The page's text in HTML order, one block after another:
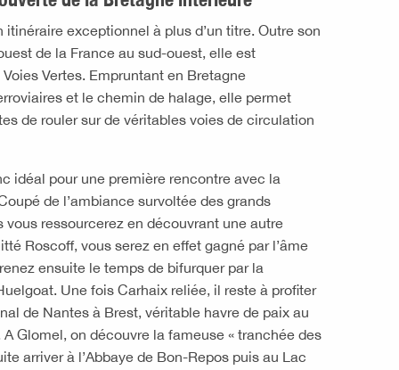
itinéraire exceptionnel à plus d’un titre. Outre son
de la France au sud-ouest, elle est
Vertes. Empruntant en Bretagne
et le chemin de halage, elle permet
de rouler sur de véritables voies de circulation
idéal pour une première rencontre avec la
de l’ambiance survoltée des grands
vous ressourcerez en découvrant une autre
Roscoff, vous serez en effet gagné par l’âme
ensuite le temps de bifurquer par la
Une fois Carhaix reliée, il reste à profiter
de Nantes à Brest, véritable havre de paix au
Glomel, on découvre la fameuse « tranchée des
arriver à l’Abbaye de Bon-Repos puis au Lac